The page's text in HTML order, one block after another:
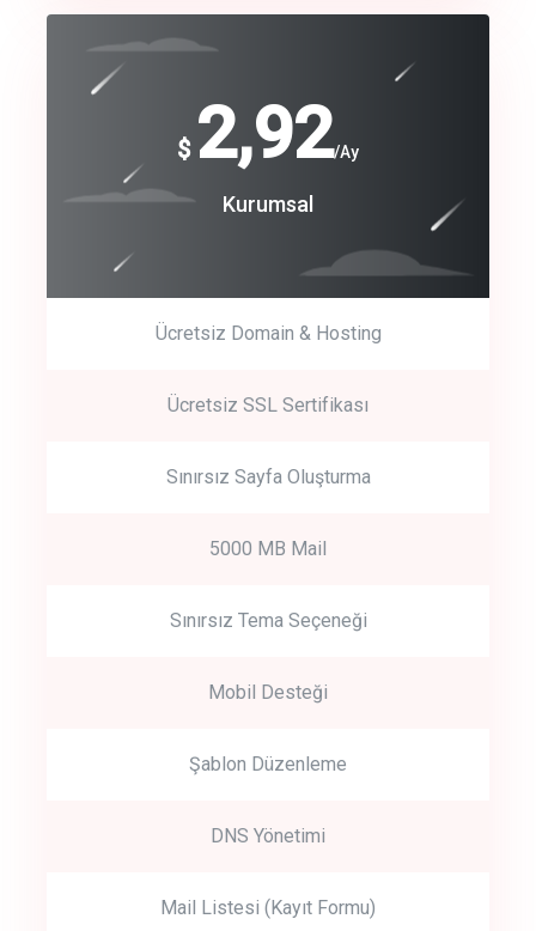
crm auto cync
track energy costs
Get Started
Start by trying our service for 30 days free trial no credit card
$ 2,92/Ay
Kurumsal
Ücretsiz Domain & Hosting
Ücretsiz SSL Sertifikası
Sınırsız Sayfa Oluşturma
5000 MB Mail
Sınırsız Tema Seçeneği
Mobil Desteği
Şablon Düzenleme
DNS Yönetimi
Mail Listesi (Kayıt Formu)
$
240
Coroprate